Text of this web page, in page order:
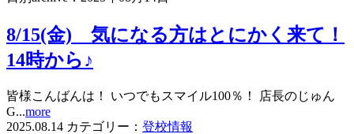
8/15(金) 気になる方はとにかく来て！
14時から♪
皆様こんばんは！ いつでもスマイル100％！ 店長のじゅん
G...more
2025.08.14 カテゴリー： 登校情報